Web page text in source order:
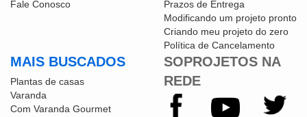
Fale Conosco
Prazos de Entrega
Modificando um projeto pronto
Criando meu projeto do zero
Política de Cancelamento
MAIS BUSCADOS
Plantas de casas
Varanda
Com Varanda Gourmet
SOPROJETOS NA
REDE